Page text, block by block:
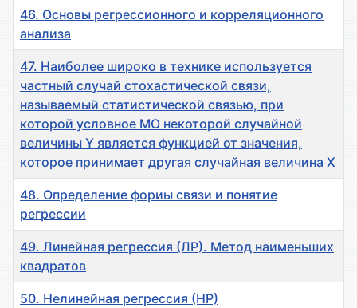
46. Основы регрессионного и корреляционного
анализа
47. Наиболее широко в технике используется
частный случай стохастической связи,
называемый статистической связью, при
которой условное МО некоторой случайной
величины Y является функцией от значения,
которое принимает другая случайная величина X
48. Определение фориы связи и понятие
регрессии
49. Линейная регрессия (ЛР). Метод наименьших
квадратов
50. Нелинейная регрессия (НР)